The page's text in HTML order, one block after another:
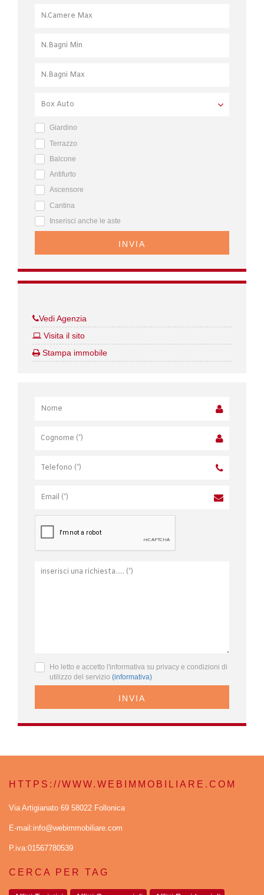
Giardino
Terrazzo
Balcone
Antifurto
Ascensore
Cantina
Inserisci anche le aste
INVIA
Vedi Agenzia
Visita il sito
Stampa immobile
Ho letto e accetto l'informativa su privacy e condizioni di
utilizzo del servizio (informativa)
INVIA
HTTPS://WWW.WEBIMMOBILIARE.COM
Via Artigianato 69 58022 Follonica
E-mail:info@webimmobiliare.com
P.iva:01567780539
CERCA PER TAG